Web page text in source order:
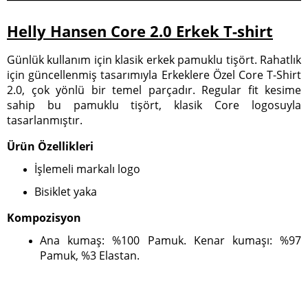
Helly Hansen Core 2.0 Erkek T-shirt
Günlük kullanım için klasik erkek pamuklu tişört. Rahatlık
için güncellenmiş tasarımıyla Erkeklere Özel Core T-Shirt
2.0, çok yönlü bir temel parçadır. Regular fit kesime
sahip bu pamuklu tişört, klasik Core logosuyla
tasarlanmıştır.
Ürün Özellikleri
İşlemeli markalı logo
Bisiklet yaka
Kompozisyon
Ana kumaş: %100 Pamuk. Kenar kumaşı: %97
Pamuk, %3 Elastan.